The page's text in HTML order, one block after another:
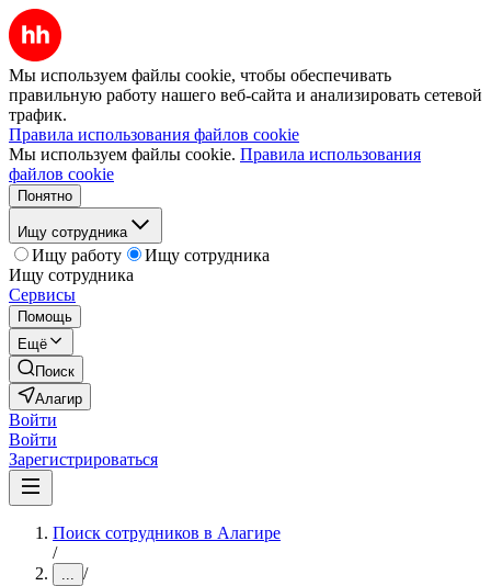
Мы используем файлы cookie, чтобы обеспечивать
правильную работу нашего веб-сайта и анализировать сетевой
трафик.
Правила использования файлов cookie
Мы используем файлы cookie. Правила использования
файлов cookie
Понятно
Ищу сотрудника
Ищу работу
Ищу сотрудника
Ищу сотрудника
Сервисы
Помощь
Ещё
Поиск
Алагир
Войти
Войти
Зарегистрироваться
Поиск сотрудников в Алагире
/
... /